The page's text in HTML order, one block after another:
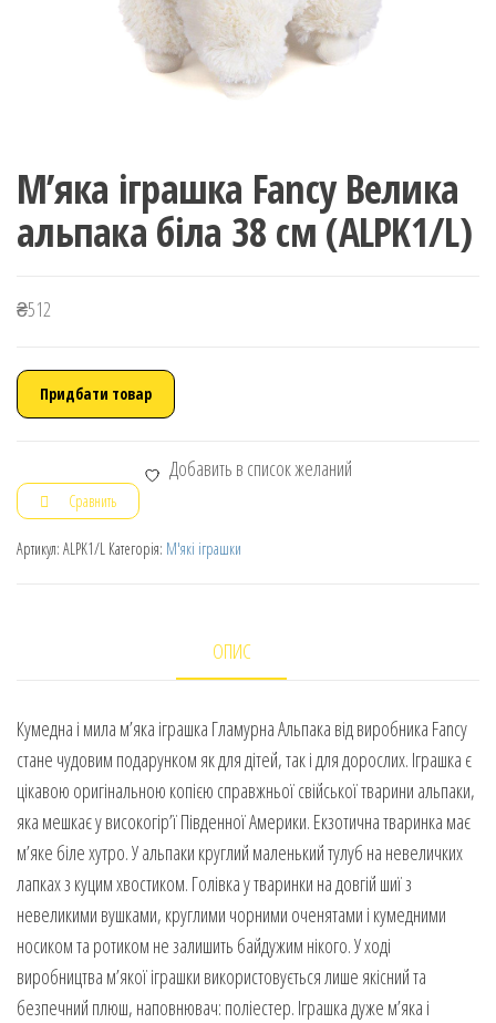
М’яка іграшка Fancy Велика
альпака біла 38 см (ALPK1/L)
₴512
Придбати товар
Добавить в список желаний
Сравнить
Артикул: ALPK1/L Категорія: М'які іграшки
ОПИС
Кумедна і мила м’яка іграшка Гламурна Альпака від виробника Fancy
стане чудовим подарунком як для дітей, так і для дорослих. Іграшка є
цікавою оригінальною копією справжньої свійської тварини альпаки,
яка мешкає у високогір’ї Південної Америки. Екзотична тваринка має
м’яке біле хутро. У альпаки круглий маленький тулуб на невеличких
лапках з куцим хвостиком. Голівка у тваринки на довгій шиї з
невеликими вушками, круглими чорними оченятами і кумедними
носиком та ротиком не залишить байдужим нікого. У ході
виробництва м’якої іграшки використовується лише якісний та
безпечний плюш, наповнювач: поліестер. Іграшка дуже м’яка і